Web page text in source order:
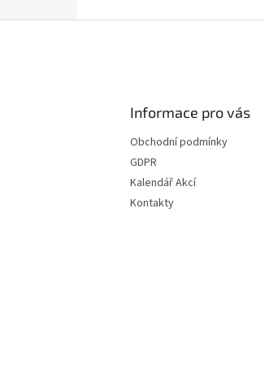
Informace pro vás
Obchodní podmínky
GDPR
Kalendář Akcí
Kontakty